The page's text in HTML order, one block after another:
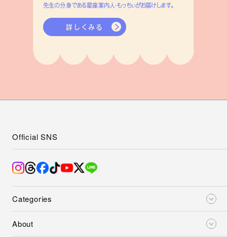
先生の分身である星座案内人・もっちぃがお届けします。
詳しくみる
Categories
About
Official SNS